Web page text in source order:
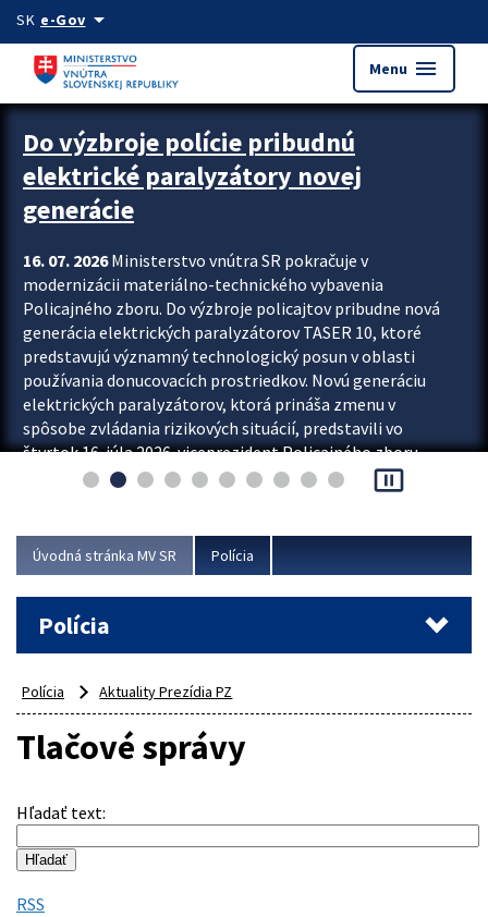
Preskocit na hlavný obsah
SK e-Govarrow_drop_down
Menu menu
Zastavit automatický posun upútavok
Do výzbroje polície pribudnú
elektrické paralyzátory novej
generácie
16. 07. 2026Ministerstvo vnútra SR pokračuje v
modernizácii materiálno-technického vybavenia
Policajného zboru. Do výzbroje policajtov pribudne nová
generácia elektrických paralyzátorov TASER 10, ktoré
predstavujú významný technologický posun v oblasti
používania donucovacích prostriedkov. Novú generáciu
elektrických paralyzátorov, ktorá prináša zmenu v
spôsobe zvládania rizikových situácií, predstavili vo
štvrtok 16. júla 2026 viceprezident Policajného zboru
Rastislav Polakovič a riaditeľ odboru výcviku...
pause_presentation
Úvodná stránka MV SR Polícia
Polícia
Polícia Aktuality Prezídia PZ
Tlačové správy
Hľadať text:
RSS